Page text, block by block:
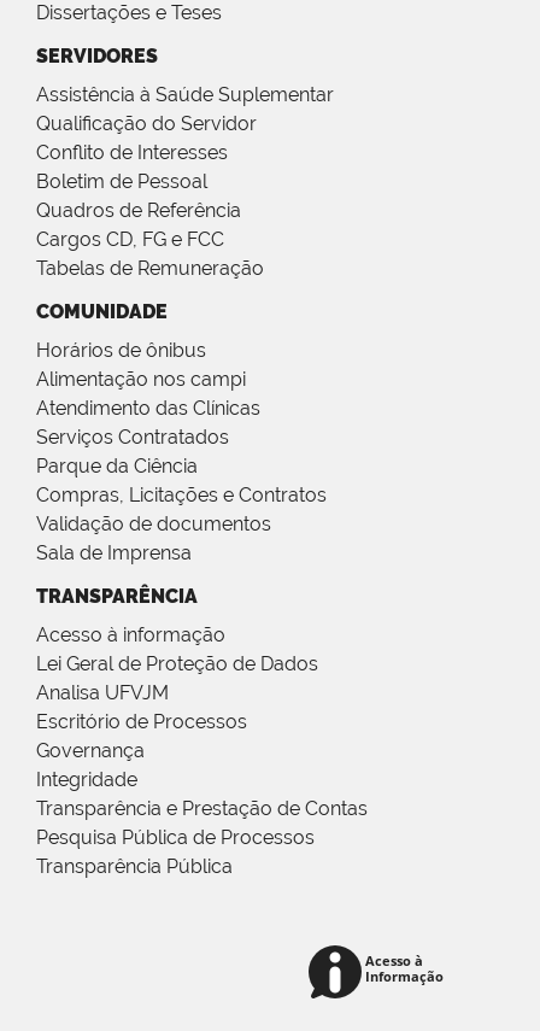
Dissertações e Teses
SERVIDORES
Assistência à Saúde Suplementar
Qualificação do Servidor
Conflito de Interesses
Boletim de Pessoal
Quadros de Referência
Cargos CD, FG e FCC
Tabelas de Remuneração
COMUNIDADE
Horários de ônibus
Alimentação nos campi
Atendimento das Clínicas
Serviços Contratados
Parque da Ciência
Compras, Licitações e Contratos
Validação de documentos
Sala de Imprensa
TRANSPARÊNCIA
Acesso à informação
Lei Geral de Proteção de Dados
Analisa UFVJM
Escritório de Processos
Governança
Integridade
Transparência e Prestação de Contas
Pesquisa Pública de Processos
Transparência Pública